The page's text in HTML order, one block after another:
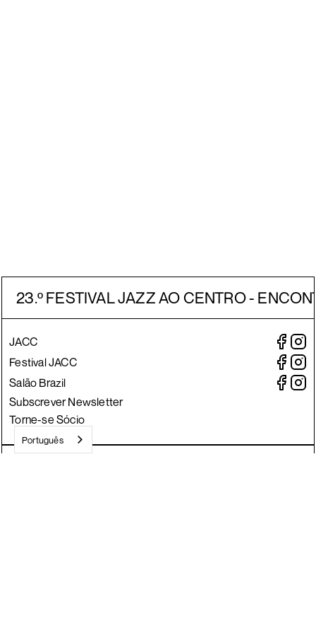
23.º FESTIVAL JAZZ AO CENTRO -
JACC
Festival JACC
Salão Brazil
Subscrever Newsletter
Torne-se Sócio
Português